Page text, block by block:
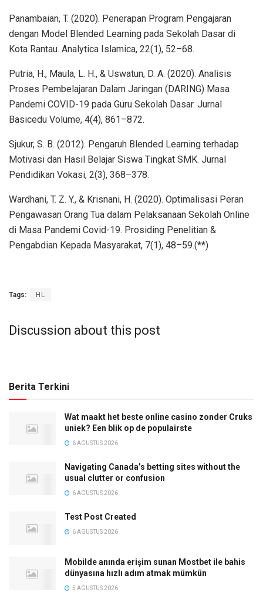
Panambaian, T. (2020). Penerapan Program Pengajaran
dengan Model Blended Learning pada Sekolah Dasar di
Kota Rantau. Analytica Islamica, 22(1), 52–68.
Putria, H., Maula, L. H., & Uswatun, D. A. (2020). Analisis
Proses Pembelajaran Dalam Jaringan (DARING) Masa
Pandemi COVID-19 pada Guru Sekolah Dasar. Jurnal
Basicedu Volume, 4(4), 861–872.
Sjukur, S. B. (2012). Pengaruh Blended Learning terhadap
Motivasi dan Hasil Belajar Siswa Tingkat SMK. Jurnal
Pendidikan Vokasi, 2(3), 368–378.
Wardhani, T. Z. Y., & Krisnani, H. (2020). Optimalisasi Peran
Pengawasan Orang Tua dalam Pelaksanaan Sekolah Online
di Masa Pandemi Covid-19. Prosiding Penelitian &
Pengabdian Kepada Masyarakat, 7(1), 48–59.(**)
Tags: HL
Discussion about this post
Berita Terkini
Wat maakt het beste online casino zonder Cruks
uniek? Een blik op de populairste
6 AGUSTUS 2026
Navigating Canada’s betting sites without the
usual clutter or confusion
6 AGUSTUS 2026
Test Post Created
6 AGUSTUS 2026
Mobilde anında erişim sunan Mostbet ile bahis
dünyasına hızlı adım atmak mümkün
5 AGUSTUS 2026